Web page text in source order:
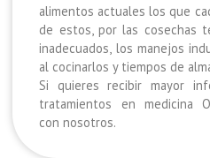
alimentos actuales los que
de estos, por las cosechas
inadecuados, los manejos
al cocinarlos y tiempos de
Si quieres recibir mayor
tratamientos en medicina
con nosotros.